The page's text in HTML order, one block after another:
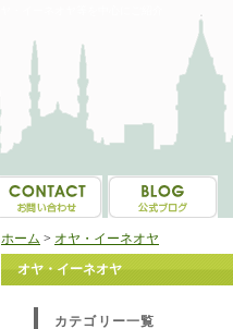
ホーム > オヤ・イーネオヤ
オヤ・イーネオヤ
カテゴリー一覧